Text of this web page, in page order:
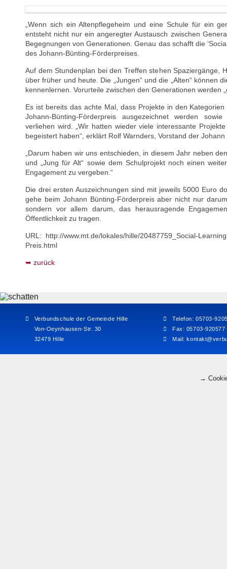
„Wenn sich ein Altenpflegeheim und eine Schule für ein
entsteht nicht nur ein angeregter Austausch zwischen
Begegnungen von Generationen. Genau das schafft die
des Johann-Bünting-Förderpreises.
Auf dem Stundenplan bei den Treffen stehen Spaziergänge,
über früher und heute. Die „Jungen“ und die „Alten“ können
kennenlernen. Vorurteile zwischen den Generationen werden
Es ist bereits das achte Mal, dass Projekte in den Kategorien
Johann-Bünting-Förderpreis ausgezeichnet werden
verliehen wird. „Wir hatten wieder viele interessante
begeistert haben“, erklärt Rolf Warnders, Vorstand der
„Darum haben wir uns entschieden, in diesem Jahr neben
und „Jung für Alt“ sowie dem Schulprojekt noch einen
Engagement zu vergeben.“
Die drei ersten Auszeichnungen sind mit jeweils 5000 Euro
gehe beim Johann Bünting-Förderpreis aber nicht nur
sondern vor allem darum, das herausragende
Öffentlichkeit zu tragen.
URL: http://www.mt.de/lokales/hille/20487759_Social-
Preis.html
zurück
Verbundschule der Gemeinde Hille
Von-Oeynhausen-Str. 30
32479 Hille
Telefon: 05703-
Fax: 05703-920577
Mail:
→